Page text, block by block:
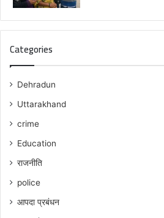
Categories
Dehradun
Uttarakhand
crime
Education
राजनीति
police
आपदा प्रबंधन